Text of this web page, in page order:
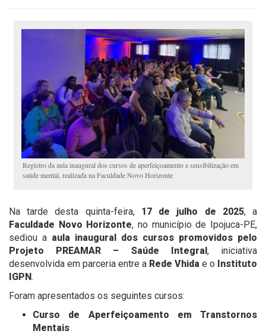
Registro da aula inaugural dos cursos de aperfeiçoamento e sensibilização em
saúde mental, realizada na Faculdade Novo Horizonte
Na tarde desta quinta-feira, 17 de julho de 2025, a
Faculdade Novo Horizonte, no município de Ipojuca-PE,
sediou a aula inaugural dos cursos promovidos pelo
Projeto PREAMAR – Saúde Integral, iniciativa
desenvolvida em parceria entre a Rede Vhida e o Instituto
IGPN.
Foram apresentados os seguintes cursos:
Curso de Aperfeiçoamento em Transtornos
Mentais